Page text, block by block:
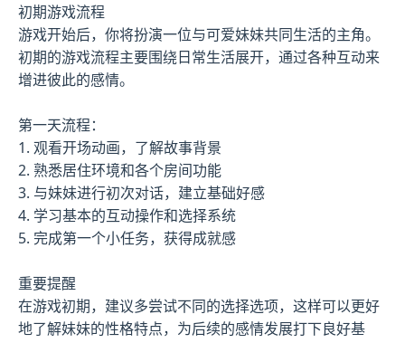
初期游戏流程
游戏开始后，你将扮演一位与可爱妹妹共同生活的主角。
初期的游戏流程主要围绕日常生活展开，通过各种互动来
增进彼此的感情。
第一天流程：
1. 观看开场动画，了解故事背景
2. 熟悉居住环境和各个房间功能
3. 与妹妹进行初次对话，建立基础好感
4. 学习基本的互动操作和选择系统
5. 完成第一个小任务，获得成就感
重要提醒
在游戏初期，建议多尝试不同的选择选项，这样可以更好
地了解妹妹的性格特点，为后续的感情发展打下良好基